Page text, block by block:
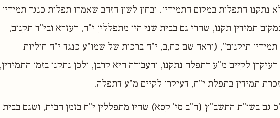
נתקנו התפלות במקום התמידין. ובחון לשון הזהב שאמרו תפלות כנגד תמידין
תמידין תקנו, שהרי גם בבית שני היו מתפללין י"ח, דעזרא ובי"ד תקנום,
תיקנום", (וראה שם כח,ב, י"ח ברכות של שמו"ע כנגד י"ח חוליות
לקיים מ"ע דתפלה נתקנו, והעבודה היא קרבן, ולכן נתקנו בזמן התמידין,
תמידין בתפלת י"ח, דעיקרן לקיים מ"ע דתפלה.
גם בשו"ת התשב"ץ (ח"ב סי' קסא) שהיו מתפללין י"ח בזמן הבית, ושגם בבית